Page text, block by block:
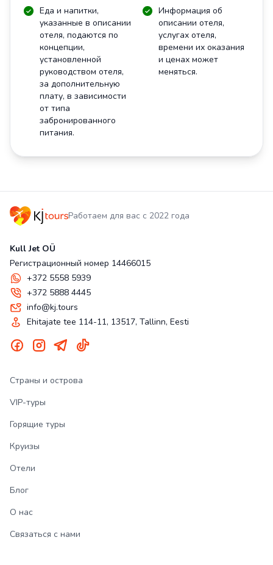
Еда и напитки,
указанные в описании
отеля, подаются по
концепции,
установленной
руководством отеля,
за дополнительную
плату, в зависимости
от типа
забронированного
питания.
Информация об
описании отеля,
услугах отеля,
времени их оказания
и ценах может
меняться.
Работаем для вас с 2022 года
Kull Jet OÜ
Регистрационный номер 14466015
+372 5558 5939
+372 5888 4445
info@kj.tours
Ehitajate tee 114-11, 13517, Tallinn, Eesti
Страны и острова
VIP-туры
Горящие туры
Круизы
Отели
Блог
О нас
Связаться с нами